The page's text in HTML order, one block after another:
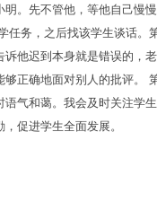
明。先不管他，等他自己慢
任务，之后找该学生谈话。
他迟到本身就是错误的，
正确地面对别人的批评。
气和蔼。我会及时关注学
促进学生全面发展。